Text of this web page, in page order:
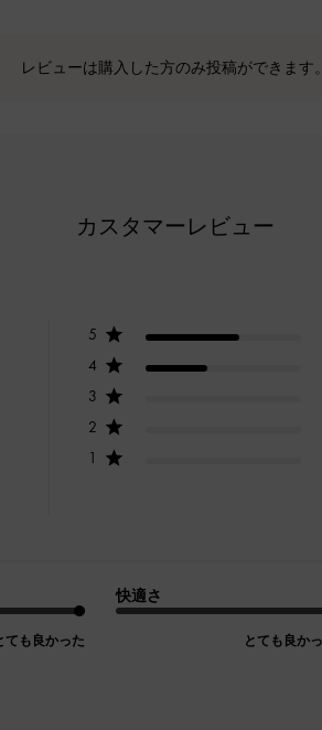
レビューは購入した方のみ投稿ができます。
カスタマーレビュー
5
4
3
2
1
ても良かった
快適さ
とても良か